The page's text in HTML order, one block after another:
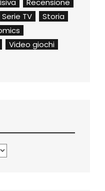
Recensione
Serie TV
Storia
Video giochi